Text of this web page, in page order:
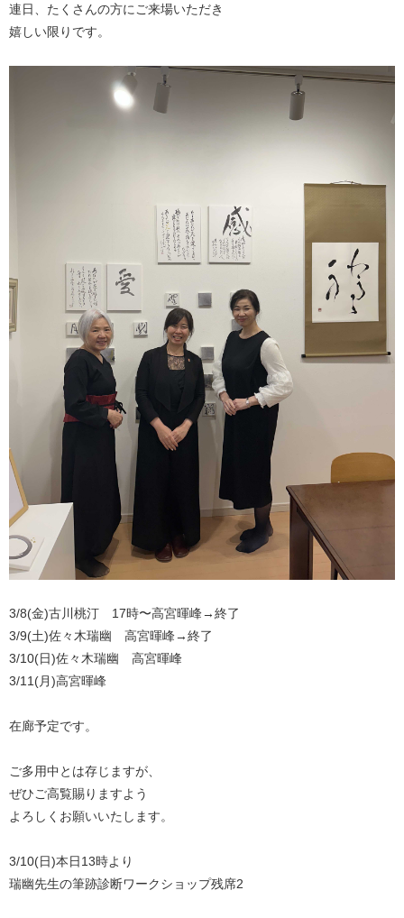
連日、たくさんの方にご来場いただき
嬉しい限りです。
3/8(金)古川桃汀 17時〜高宮暉峰→終了
3/9(土)佐々木瑞幽 高宮暉峰→終了
3/10(日)佐々木瑞幽 高宮暉峰
3/11(月)高宮暉峰
在廊予定です。
ご多用中とは存じますが、
ぜひご高覧賜りますよう
よろしくお願いいたします。
3/10(日)本日13時より
瑞幽先生の筆跡診断ワークショップ残席2